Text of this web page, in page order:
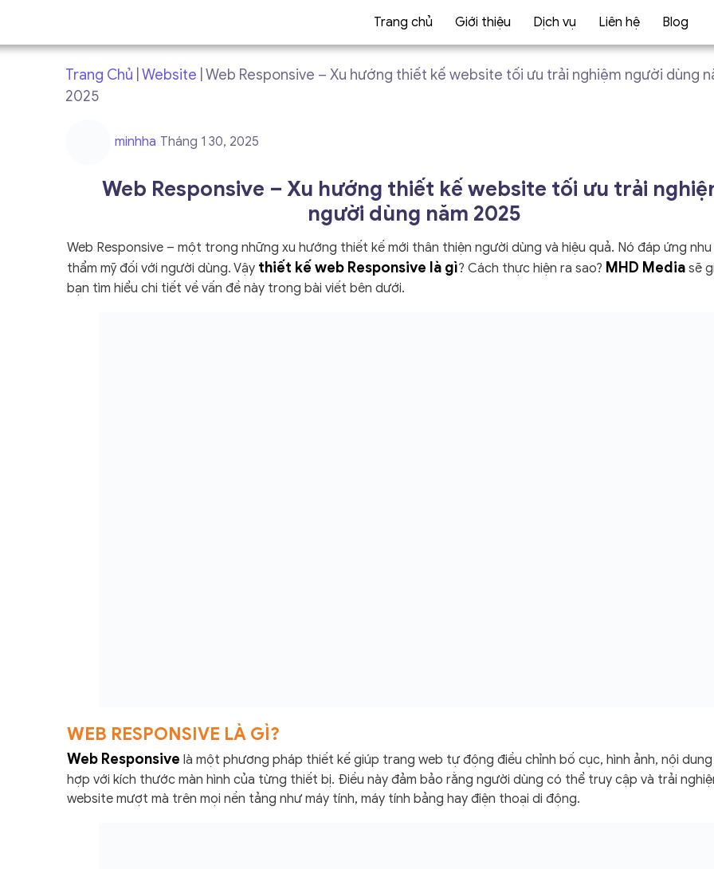
Trang chủ Giới thiệu Dịch vụ Liên hệ Blog
Trang Chủ Website Web Responsive – Xu hướng thiết kế website tối ưu trải nghiệm người dùng
2025
minhha Tháng 1 30, 2025
Web Responsive – Xu hướng thiết kế website tối ưu trải
người dùng năm 2025
Web Responsive – một trong những xu hướng thiết kế mới thân thiện người dùng và hiệu quả. Nó đáp ứng
thẩm mỹ đối với người dùng. Vậy thiết kế web Responsive là gì? Cách thực hiện ra sao? MHD Media sẽ
bạn tìm hiểu chi tiết về vấn đề này trong bài viết bên dưới.
WEB RESPONSIVE LÀ GÌ?
Web Responsive là một phương pháp thiết kế giúp trang web tự động điều chỉnh bố cục, hình ảnh, nội
hợp với kích thước màn hình của từng thiết bị. Điều này đảm bảo rằng người dùng có thể truy cập và trải
website mượt mà trên mọi nền tảng như máy tính, máy tính bảng hay điện thoại di động.